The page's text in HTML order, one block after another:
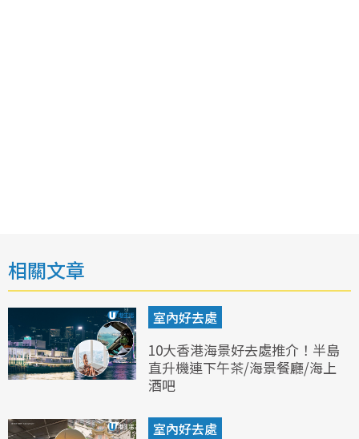
相關文章
室內好去處
10大香港海景好去處推介！半島
直升機連下午茶/海景餐廳/海上
酒吧
室內好去處